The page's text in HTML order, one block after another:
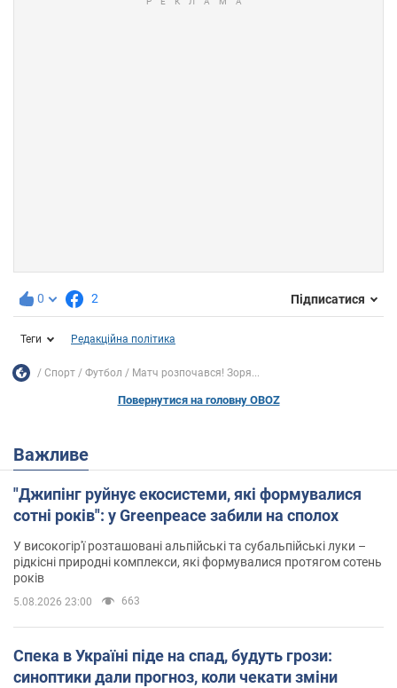
0 2 Підписатися
Теги Редакційна політика
Спорт Футбол Матч розпочався! Зоря...
Повернутися на головну OBOZ
Важливе
"Джипінг руйнує екосистеми, які формувалися
сотні років": у Greenpeace забили на сполох
У високогір'ї розташовані альпійські та субальпійські луки –
рідкісні природні комплекси, які формувалися протягом сотень
років
5.08.2026 23:00 663
Спека в Україні піде на спад, будуть грози:
синоптики дали прогноз, коли чекати зміни